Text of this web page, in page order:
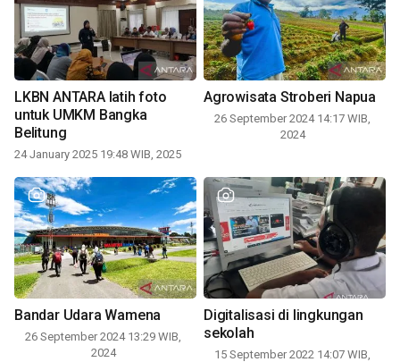
LKBN ANTARA latih foto
untuk UMKM Bangka
Belitung
24 January 2025 19:48 WIB, 2025
Agrowisata Stroberi Napua
26 September 2024 14:17 WIB,
2024
Bandar Udara Wamena
26 September 2024 13:29 WIB,
2024
Digitalisasi di lingkungan
sekolah
15 September 2022 14:07 WIB,